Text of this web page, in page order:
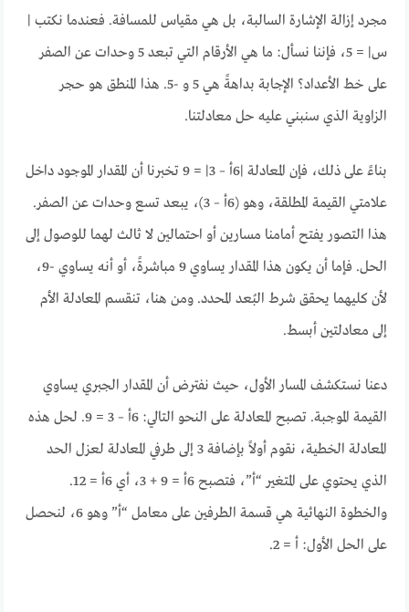
مجرد إزالة الإشارة السالبة، بل هي مقياس للمسافة. فعندما نكتب |
س| = 5، فإننا نسأل: ما هي الأرقام التي تبعد 5 وحدات عن الصفر
على خط الأعداد؟ الإجابة بداهةً هي 5 و -5. هذا المنطق هو حجر
الزاوية الذي سنبني عليه حل معادلتنا.
بناءً على ذلك، فإن المعادلة |6أ – 3| = 9 تخبرنا أن المقدار الموجود داخل
علامتي القيمة المطلقة، وهو (6أ – 3)، يبعد تسع وحدات عن الصفر.
هذا التصور يفتح أمامنا مسارين أو احتمالين لا ثالث لهما للوصول إلى
الحل. فإما أن يكون هذا المقدار يساوي 9 مباشرةً، أو أنه يساوي -9،
لأن كليهما يحقق شرط البُعد المحدد. ومن هنا، تنقسم المعادلة الأم
إلى معادلتين أبسط.
دعنا نستكشف المسار الأول، حيث نفترض أن المقدار الجبري يساوي
القيمة الموجبة. تصبح المعادلة على النحو التالي: 6أ – 3 = 9. لحل هذه
المعادلة الخطية، نقوم أولاً بإضافة 3 إلى طرفي المعادلة لعزل الحد
الذي يحتوي على المتغير “أ”، فتصبح 6أ = 9 + 3، أي 6أ = 12.
والخطوة النهائية هي قسمة الطرفين على معامل “أ” وهو 6، لنحصل
على الحل الأول: أ = 2.